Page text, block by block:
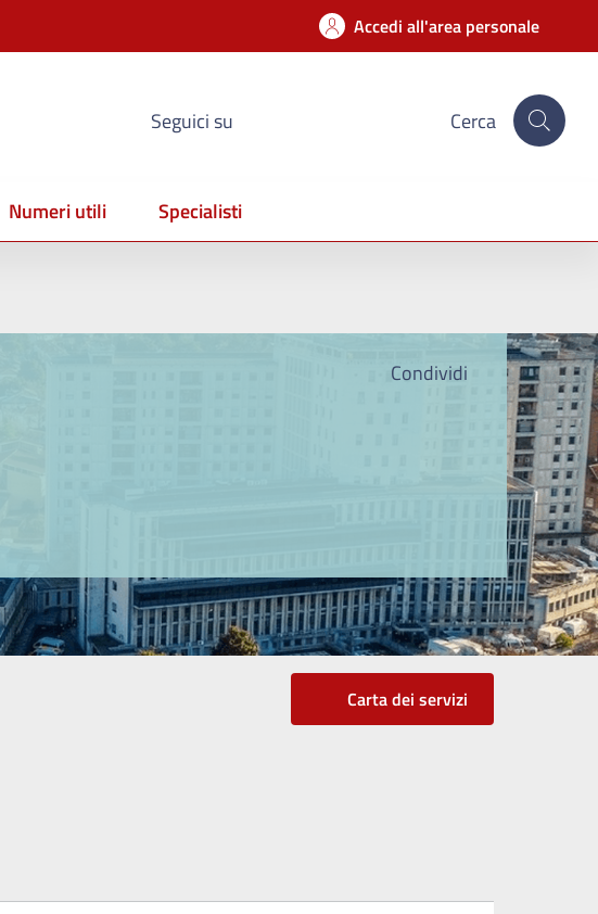
Accedi all'area personale
Seguici su Cerca
Numeri utili Specialisti
Condividi
Carta dei servizi